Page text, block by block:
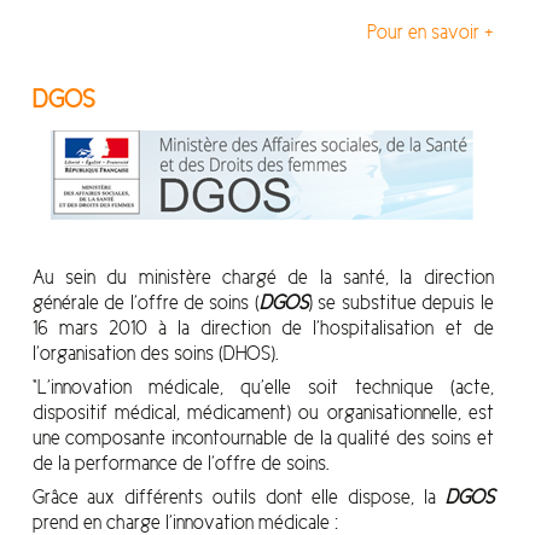
Pour en savoir +
DGOS
Au sein du ministère chargé de la santé, la direction
générale de l’offre de soins (DGOS) se substitue depuis le
16 mars 2010 à la direction de l’hospitalisation et de
l’organisation des soins (DHOS).
“L’innovation médicale, qu’elle soit technique (acte,
dispositif médical, médicament) ou organisationnelle, est
une composante incontournable de la qualité des soins et
de la performance de l’offre de soins.
Grâce aux différents outils dont elle dispose, la DGOS
prend en charge l’innovation médicale :